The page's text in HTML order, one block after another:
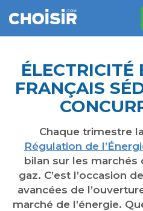
ÉLECTRICITÉ
FRANÇAIS
Chaque trimestre
Régulation de
bilan sur les marchés
gaz. C’est l’occasion
avancées de
marché de l’énergie.